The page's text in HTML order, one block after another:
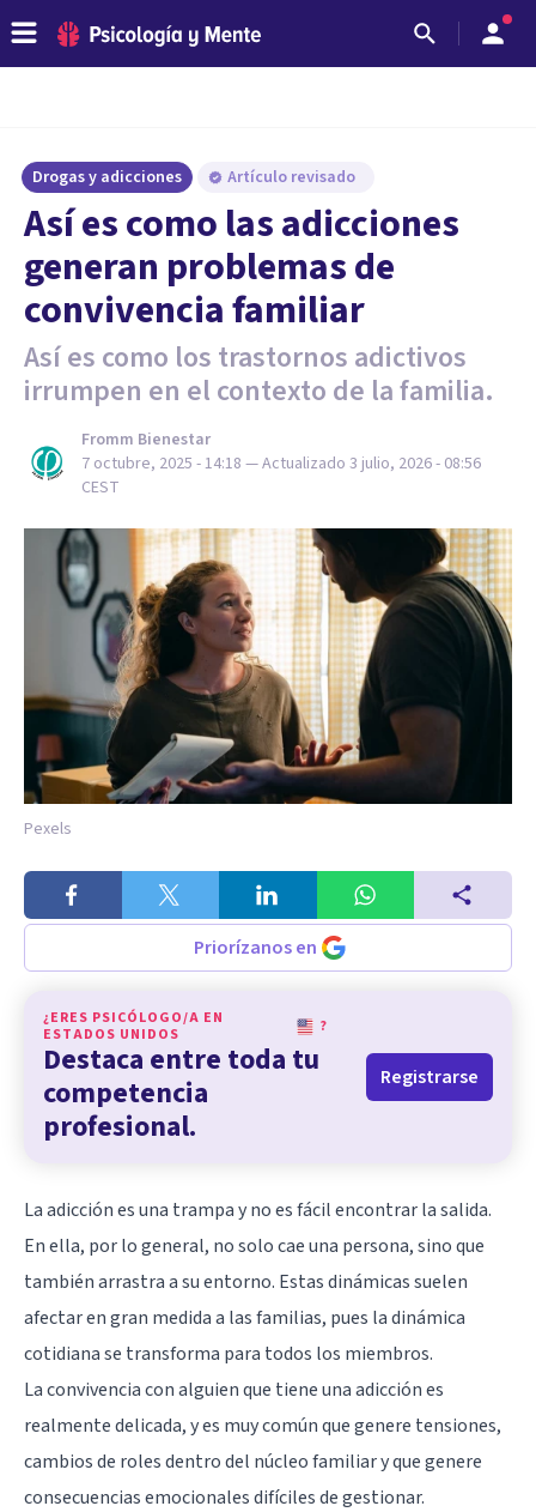
Drogas y adicciones Artículo revisado
Así es como las adicciones
generan problemas de
convivencia familiar
Así es como los trastornos adictivos
irrumpen en el contexto de la familia.
Fromm Bienestar
7 octubre, 2025 - 14:18 — Actualizado 3 julio, 2026 - 08:56
CEST
Pexels
Priorízanos en
¿ERES PSICÓLOGO/A EN
ESTADOS UNIDOS
?
Destaca entre toda tu
competencia
profesional.
Registrarse
Laadicciónes una trampa y no es fácil encontrar la salida.
En ella, por lo general, no solo cae una persona, sino que
también arrastra a su entorno. Estas dinámicas suelen
afectar en gran medida a las familias, pues la dinámica
cotidiana se transforma para todos los miembros.
La convivencia con alguien que tiene una adicción es
realmente delicada, y es muy común que genere tensiones,
cambios de roles dentro del núcleo familiar y que genere
consecuencias emocionales difíciles de gestionar.